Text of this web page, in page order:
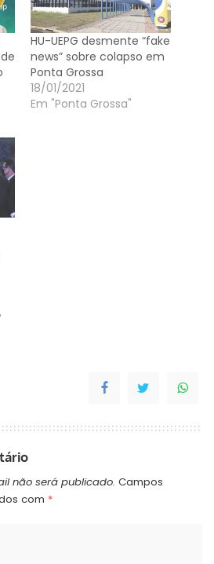
HU-UEPG desmente “fake
news” sobre colapso em
Ponta Grossa
18/01/2021
Em "Ponta Grossa"
não será publicado. Campos
com *